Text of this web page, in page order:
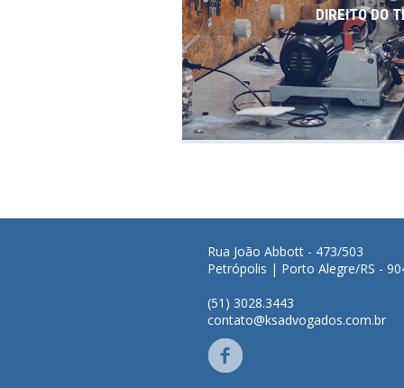
DIREITO DO
Rua João Abbott - 473/503
Petrópolis | Porto Alegre/RS -
(51) 3028.3443
contato@ksadvogados.com.br